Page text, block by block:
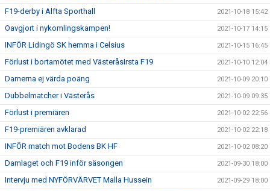
F19-derby i Alfta Sporthall 2021-10-18 15:42
Oavgjort i nykomlingskampen! 2021-10-17 14:15
INFÖR Lidingö SK hemma i Celsius 2021-10-15 16:45
Förlust i bortamötet med VästeråsIrsta F19 2021-10-10 12:04
Damerna ej värda poäng 2021-10-09 20:10
Dubbelmatcher i Västerås 2021-10-09 09:35
Förlust i premiären 2021-10-02 22:56
F19-premiären avklarad 2021-10-02 22:18
INFÖR match mot Bodens BK HF 2021-10-02 08:20
Damlaget och F19 inför säsongen 2021-09-30 18:00
Intervju med NYFÖRVÄRVET Malla Hussein 2021-09-29 18:00